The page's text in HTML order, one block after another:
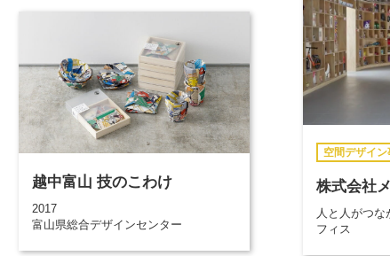
越中富山 技のこわけ
2017
富山県総合デザインセンター
空間デザイン
株式会社
人と人がつ
フィス